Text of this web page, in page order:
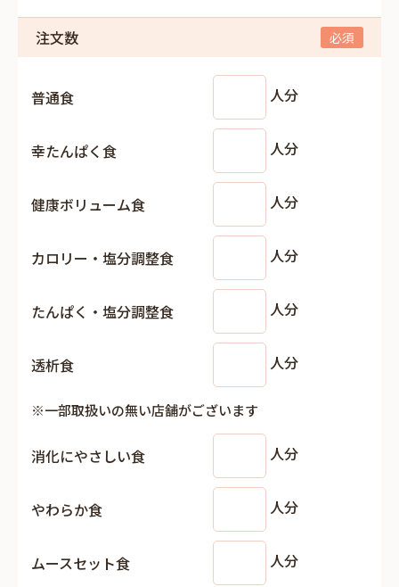
注文数
普通食 人分
幸たんぱく食 人分
健康ボリューム食 人分
カロリー・塩分調整食 人分
たんぱく・塩分調整食 人分
透析食 人分
※一部取扱いの無い店舗がございます
消化にやさしい食 人分
やわらか食 人分
ムースセット食 人分